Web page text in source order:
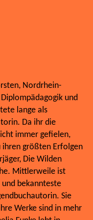
Nordrhein-
und
lange als
Da ihr die
immer gefielen,
ihren größten Erfolgen
Die Wilden
Mittlerweile ist
bekannteste
Sie
Werke sind in mehr